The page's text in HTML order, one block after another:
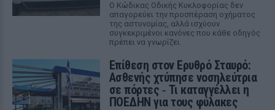
Ο Κώδικας Οδικής Κυκλοφορίας δεν
απαγορεύει την προσπέραση οχήματος
της αστυνομίας, αλλά ισχύουν
συγκεκριμένοι κανόνες που κάθε οδηγός
πρέπει να γνωρίζει.
Επίθεση στον Ερυθρό Σταυρό:
Ασθενής χτύπησε νοσηλεύτρια
σε πόρτες ‑ Τι καταγγέλλει η
ΠΟΕΔΗΝ για τους φύλακες